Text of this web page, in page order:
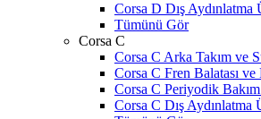
Corsa D Dış Aydınlatma
Tümünü Gör
Corsa C
Corsa C Arka Takım ve
Corsa C Fren Balatası
Corsa C Periyodik
Corsa C Dış Aydınlatma